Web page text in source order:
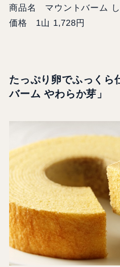
商品名 マウントバーム
価格 1⼭ 1,728円
たっぷり卵でふっくら
バーム やわらか芽」